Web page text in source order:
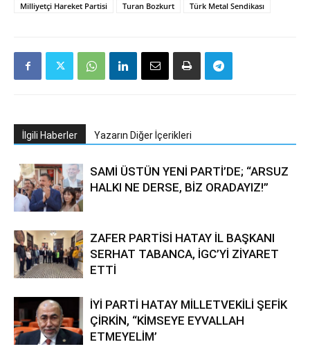
Milliyetçi Hareket Partisi
Turan Bozkurt Türk Metal Sendikası
İlgili Haberler Yazarın Diğer İçerikleri
SAMİ ÜSTÜN YENİ PARTİ’DE; “ARSUZ
HALKI NE DERSE, BİZ ORADAYIZ!”
ZAFER PARTİSİ HATAY İL BAŞKANI
SERHAT TABANCA, İGC’Yİ ZİYARET
ETTİ
İYİ PARTİ HATAY MİLLETVEKİLİ ŞEFİK
ÇİRKİN, “KİMSEYE EYVALLAH
ETMEYELİM’